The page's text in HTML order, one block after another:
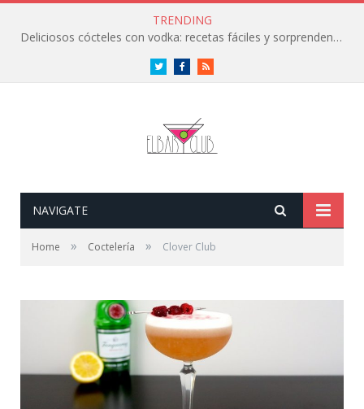
TRENDING
Deliciosos cócteles con vodka: recetas fáciles y sorprendentes
TwitterFacebookRSS
NAVIGATE
Home » Coctelería » Clover Club